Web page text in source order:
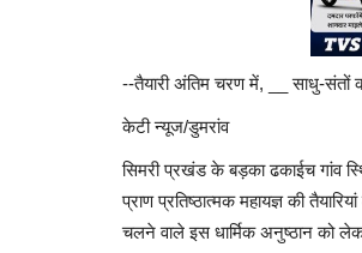
--तैयारी अंतिम चरण में, __ साधु-
केटी न्यूज/डुमरांव
सिमरी प्रखंड के बड़का ढकाईच गांव
प्राण प्रतिष्ठात्मक महायज्ञ की
चलने वाले इस धार्मिक अनुष्ठान को